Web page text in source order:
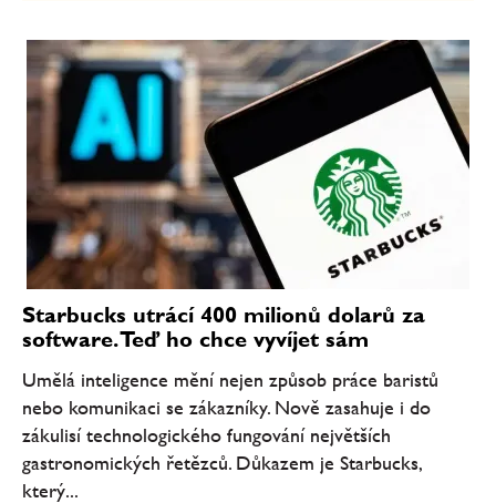
Starbucks utrácí 400 milionů dolarů za
software. Teď ho chce vyvíjet sám
Umělá inteligence mění nejen způsob práce baristů
nebo komunikaci se zákazníky. Nově zasahuje i do
zákulisí technologického fungování největších
gastronomických řetězců. Důkazem je Starbucks,
který...